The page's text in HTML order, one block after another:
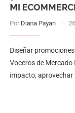
MI
Por Diana Payan
Diseñar
Voceros de
impacto,